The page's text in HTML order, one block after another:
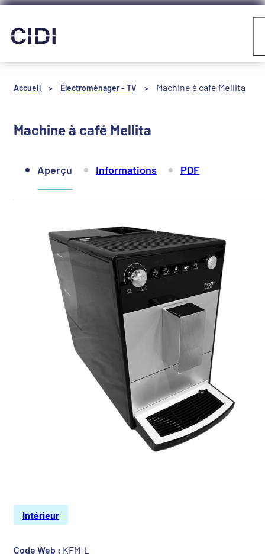
Panneau de gestion des cookies
Accueil > Électroménager - TV > Machine à café Mellita
Machine à café Mellita
Aperçu Informations PDF
Intérieur
Code Web : KFM-L